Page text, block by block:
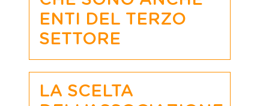
ENTI DEL TERZO
SETTORE
LA SCELTA